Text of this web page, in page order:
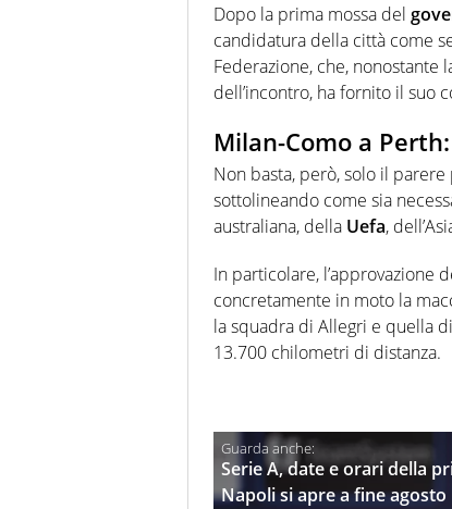
Dopo la prima mossa del
candidatura della città come
Federazione, che, nonostante
dell’incontro, ha fornito il suo
Milan-Como a
Non basta, però, solo il
sottolineando come sia
australiana, della Uefa,
In particolare, l’approvazione
concretamente in moto la
la squadra di Allegri e quella di
13.700 chilometri di distanza.
Serie A, date e orari della
Napoli si apre a fine agosto